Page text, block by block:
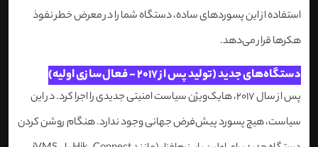
استفاده از این پسوردهای ساده، دستگاه شما را در معرض خطر نفوذ
هکرها قرار می‌دهد.
دستگاه‌های جدید (تولید پس از 2017 - فعال‌سازی اولیه)
پس از سال 2017، هایک‌ویژن سیاست امنیتی جدیدی را اجرا کرد. در این
سیاست، هیچ پسورد پیش‌فرض جهانی وجود ندارد. هنگام روشن کردن